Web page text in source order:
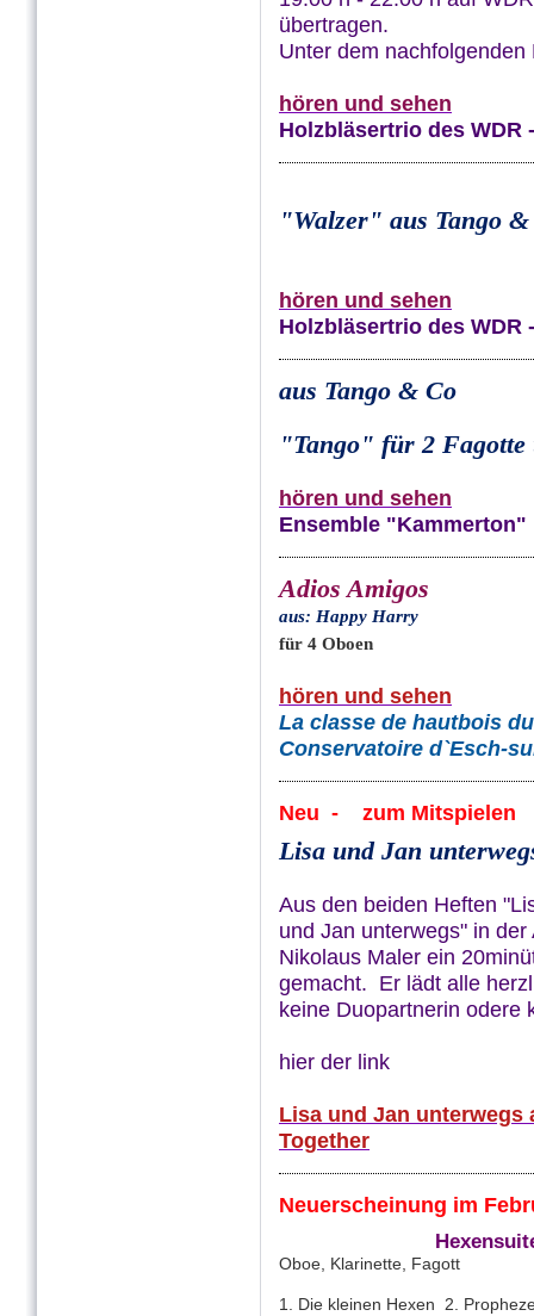
übertragen.
Unter dem
hören und sehen
Holzbläsertrio des WDR
"Walzer" aus Tango
hören und sehen
Holzbläsertrio des WDR
aus Tango & Co
"Tango" für 2
hören und sehen
Ensemble
Adios Amigos
aus: Happy Harry
für 4 Oboen
hören und sehen
La classe de hautbois
Conservatoire d`Esch-
Neu - zum Mitspielen
Lisa und Jan
Aus den beiden Heften
und Jan unterwegs" in
Nikolaus Maler ein
gemacht. Er lädt alle
keine Duopartnerin
hier der link
Lisa und Jan unterwegs
Together
Neuerscheinung im
Oboe, Klarinette, Fagott
1. Die kleinen Hexen 2.